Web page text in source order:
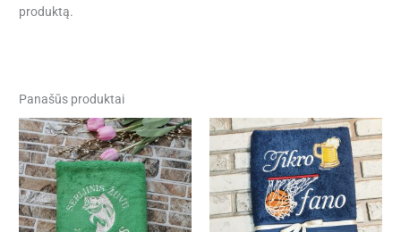
produktą.
Panašūs produktai